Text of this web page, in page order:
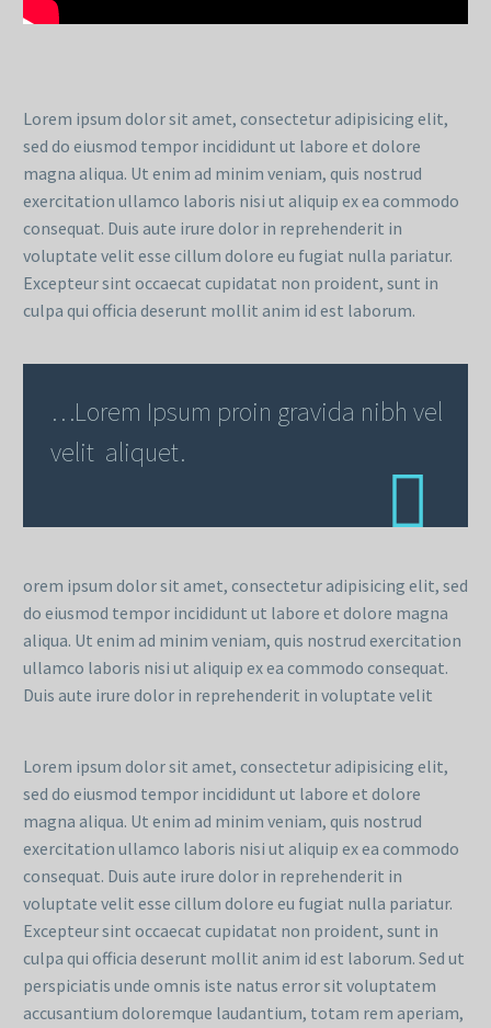
Lorem ipsum dolor sit amet, consectetur adipisicing elit,
sed do eiusmod tempor incididunt ut labore et dolore
magna aliqua. Ut enim ad minim veniam, quis nostrud
exercitation ullamco laboris nisi ut aliquip ex ea commodo
consequat. Duis aute irure dolor in reprehenderit in
voluptate velit esse cillum dolore eu fugiat nulla pariatur.
Excepteur sint occaecat cupidatat non proident, sunt in
culpa qui officia deserunt mollit anim id est laborum.
…Lorem Ipsum proin gravida nibh vel
velit aliquet.
orem ipsum dolor sit amet, consectetur adipisicing elit, sed
do eiusmod tempor incididunt ut labore et dolore magna
aliqua. Ut enim ad minim veniam, quis nostrud exercitation
ullamco laboris nisi ut aliquip ex ea commodo consequat.
Duis aute irure dolor in reprehenderit in voluptate velit
Lorem ipsum dolor sit amet, consectetur adipisicing elit,
sed do eiusmod tempor incididunt ut labore et dolore
magna aliqua. Ut enim ad minim veniam, quis nostrud
exercitation ullamco laboris nisi ut aliquip ex ea commodo
consequat. Duis aute irure dolor in reprehenderit in
voluptate velit esse cillum dolore eu fugiat nulla pariatur.
Excepteur sint occaecat cupidatat non proident, sunt in
culpa qui officia deserunt mollit anim id est laborum. Sed ut
perspiciatis unde omnis iste natus error sit voluptatem
accusantium doloremque laudantium, totam rem aperiam,